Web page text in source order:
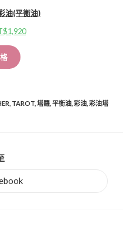
油(平衡油)
1,920
TAROT 塔羅 平衡油 彩油 彩油塔